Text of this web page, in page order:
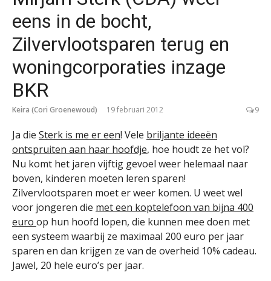
eens in de bocht,
Zilvervlootsparen terug en
woningcorporaties inzage
BKR
Keira (Cori Groenewoud) 19 februari 2012 9
Ja die Sterk is me er een! Vele briljante ideeën
ontspruiten aan haar hoofdje, hoe houdt ze het vol?
Nu komt het jaren vijftig gevoel weer helemaal naar
boven, kinderen moeten leren sparen!
Zilvervlootsparen moet er weer komen. U weet wel
voor jongeren die met een koptelefoon van bijna 400
euro op hun hoofd lopen, die kunnen mee doen met
een systeem waarbij ze maximaal 200 euro per jaar
sparen en dan krijgen ze van de overheid 10% cadeau.
Jawel, 20 hele euro’s per jaar.